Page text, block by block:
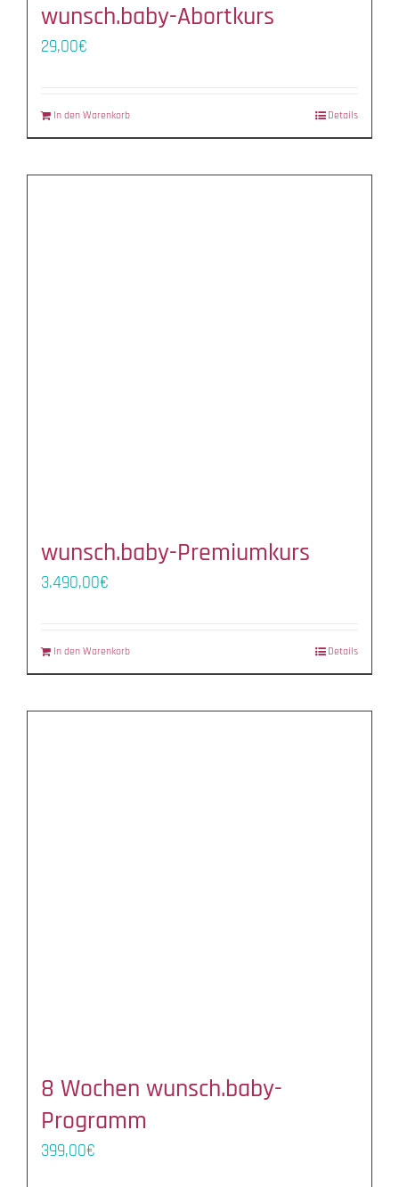
wunsch.baby-Abortkurs
29,00€
In den Warenkorb Details
wunsch.baby-Premiumkurs
3.490,00€
In den Warenkorb Details
8 Wochen wunsch.baby-
Programm
399,00€